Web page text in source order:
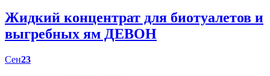
Жидкий концентрат для биотуалетов и
выгребных ям ДЕВОН
Сен23